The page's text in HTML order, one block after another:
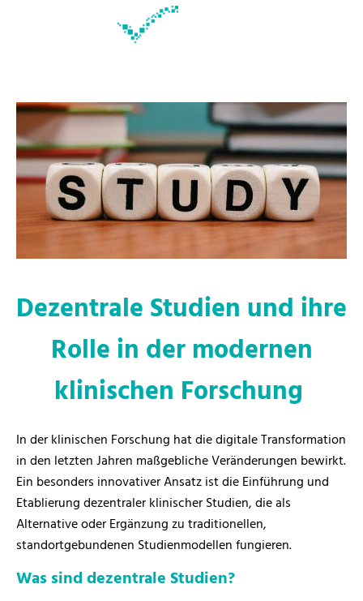
Dezentrale Studien und ihre
Rolle in der modernen
klinischen Forschung
In der klinischen Forschung hat die digitale Transformation
in den letzten Jahren maßgebliche Veränderungen bewirkt.
Ein besonders innovativer Ansatz ist die Einführung und
Etablierung dezentraler klinischer Studien, die als
Alternative oder Ergänzung zu traditionellen,
standortgebundenen Studienmodellen fungieren.
Was sind dezentrale Studien?